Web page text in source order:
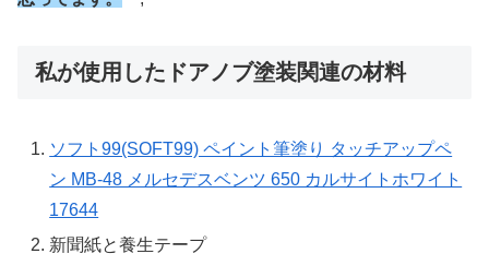
私が使用したドアノブ塗装関連の材料
ソフト99(SOFT99) ペイント筆塗り タッチアップペ
ン MB-48 メルセデスベンツ 650 カルサイトホワイト
17644
新聞紙と養生テープ